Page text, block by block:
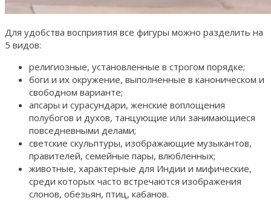
Для удобства восприятия все фигуры можно разделить на
5 видов:
религиозные, установленные в строгом порядке;
боги и их окружение, выполненные в каноническом и
свободном варианте;
апсары и сурасундари, женские воплощения
полубогов и духов, танцующие или занимающиеся
повседневными делами;
светские скульптуры, изображающие музыкантов,
правителей, семейные пары, влюбленных;
животные, характерные для Индии и мифические,
среди которых часто встречаются изображения
слонов, обезьян, птиц, кабанов.